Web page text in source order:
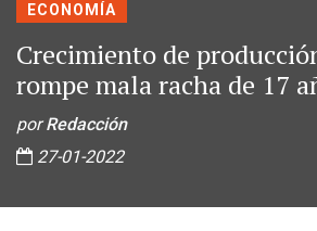
ECONOMÍA
Crecimiento de
rompe mala racha de 17
porRedacción
27-01-2022